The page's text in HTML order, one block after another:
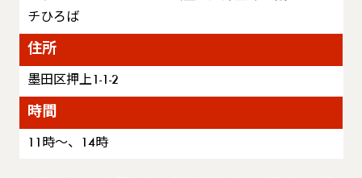
チひろば
住所
墨田区押上1-1-2
時間
11時〜、14時